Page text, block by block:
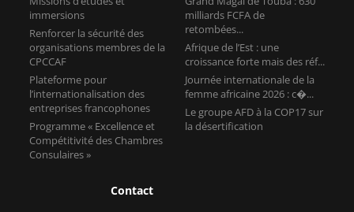
immersions
Renforcer la sécurité des
organisations membres de la
CPCCAF
Plateforme pour
l’internationalisation des
entreprises francophones
Programme « Excellence et
Compétitivité des Chambres
Consulaires »
milliards FCFA de
retombées...
Afrique de l’Est : une
croissance forte mais des réf...
Journée internationale de la
femme africaine 2026 : c�...
Le groupe AFD à la COP17 sur
la désertification
Contact